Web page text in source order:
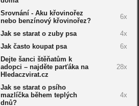
Srovnání - Aku křovinořez
nebo benzínový křovinořez?
6x
Jak se starat o zuby psa
4x
Jak často koupat psa 6x
Dejte šanci štěňatům k
adopci – najděte parťáka na
Hledaczvirat.cz
28x
Jak se starat o psího
mazlíčka během teplých
dnů?
4x